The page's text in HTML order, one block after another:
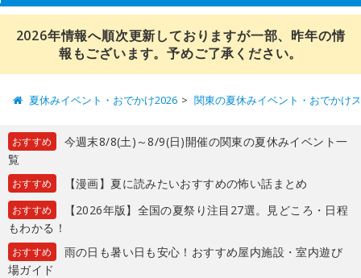
2026年情報へ順次更新しておりますが一部、昨年の情
報もございます。予めご了承ください。
夏休みイベント・おでかけ2026 関東の夏休みイベント・おでかけ
おすすめ
今週末8/8(土)～8/9(日)開催の関東の夏休みイベント一
覧
おすすめ 【漫画】夏に読みたいおすすめの怖い話まとめ
おすすめ
【2026年版】全国の夏祭り注目27選。見どころ・日程
もわかる！
おすすめ
雨の日も暑い日も安心！おすすめ屋内施設・室内遊び
場ガイド